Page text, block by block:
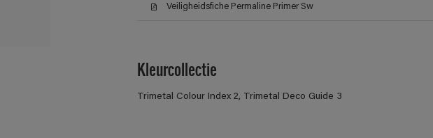
Veiligheidsfiche Permaline Primer Sw
Kleurcollectie
Trimetal Colour Index 2, Trimetal Deco Guide 3